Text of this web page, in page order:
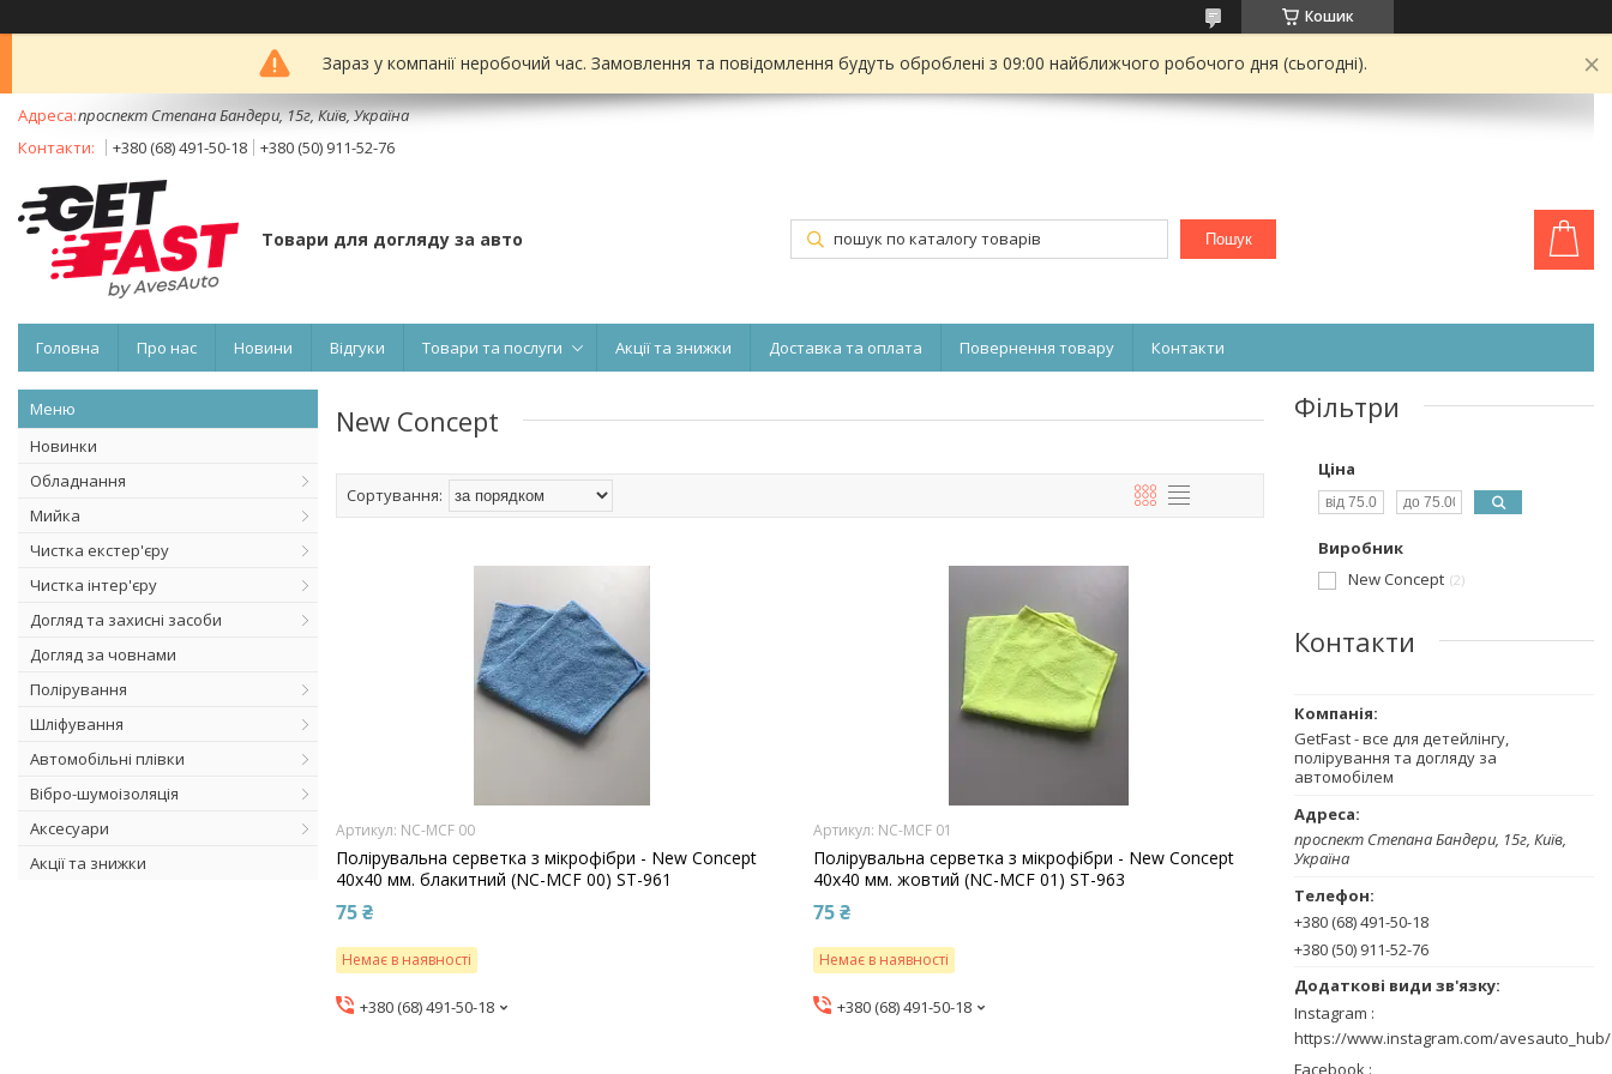
Кошик
Зараз у компанії неробочий час. Замовлення та повідомлення будуть оброблені з 09:00 найближчого робочого дня (сьогодні).
проспект Степана Бандери, 15г, Київ, Україна
+380 (68) 491-50-18
+380 (50) 911-52-76
Товари для догляду за авто Пошук
Головна Про нас Новини Відгуки Товари та послуги Акції та знижки Доставка та оплата Повернення товару Контакти
Новинки
Обладнання
Мийка
Чистка екстер'єру
Чистка інтер'єру
Догляд та захисні засоби
Догляд за човнами
Полірування
Шліфування
Автомобільні плівки
Вібро-шумоізоляція
Аксесуари
Акції та знижки
New Concept
NC-MCF 00
Полірувальна серветка з мікрофібри - New Concept
40х40 мм. блакитний (NC-MCF 00) ST-961
75 ₴
Немає в наявності
+380 (68) 491-50-18
NC-MCF 01
Полірувальна серветка з мікрофібри - New Concept
40х40 мм. жовтий (NC-MCF 01) ST-963
75 ₴
Немає в наявності
+380 (68) 491-50-18
Фільтри
Ціна
Виробник
New Concept 2
Контакти
GetFast - все для детейлінгу,
полірування та догляду за
автомобілем
проспект Степана Бандери, 15г, Київ,
Україна
+380 (68) 491-50-18
+380 (50) 911-52-76
Instagram
https://www.instagram.com/avesauto_hub/
Facebook